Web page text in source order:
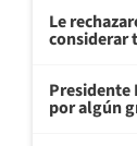
Le
considerar
Presidente
por algún